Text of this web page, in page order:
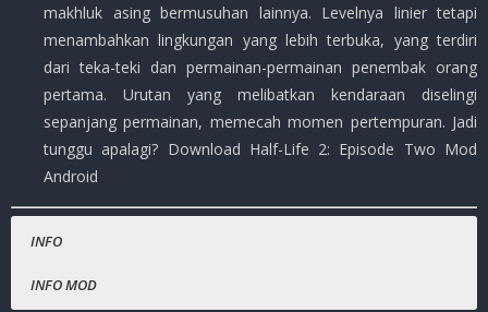
makhluk asing bermusuhan lainnya. Levelnya linier tetapi
menambahkan lingkungan yang lebih terbuka, yang terdiri
dari teka-teki dan permainan-permainan penembak orang
pertama. Urutan yang melibatkan kendaraan diselingi
sepanjang permainan, memecah momen pertempuran. Jadi
tunggu apalagi? Download Half-Life 2: Episode Two Mod
Android
INFO
INFO MOD